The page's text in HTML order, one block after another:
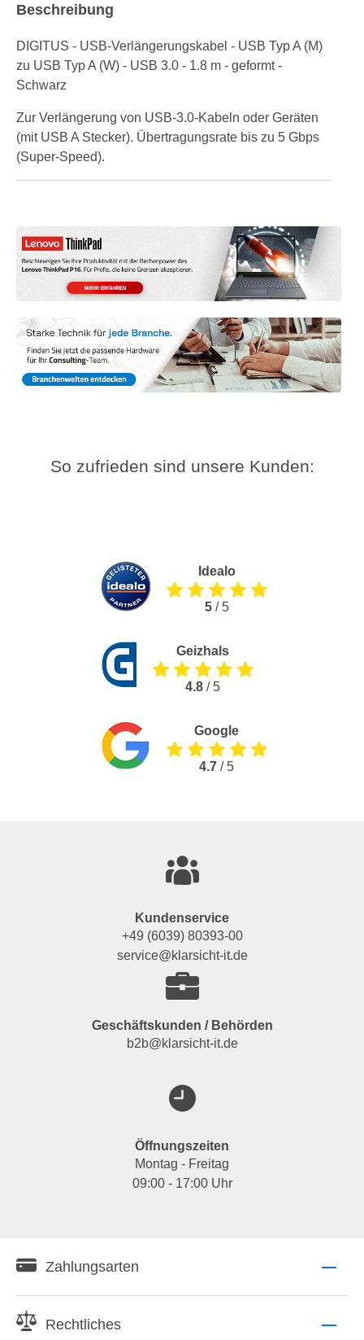
Beschreibung
DIGITUS - USB-Verlängerungskabel - USB Typ A (M)
zu USB Typ A (W) - USB 3.0 - 1.8 m - geformt -
Schwarz
Zur Verlängerung von USB-3.0-Kabeln oder Geräten
(mit USB A Stecker). Übertragungsrate bis zu 5 Gbps
(Super-Speed).
So zufrieden sind unsere Kunden:
Idealo
5/ 5
Geizhals
4.8 / 5
Google
4.7 / 5
Kundenservice
+49 (6039) 80393-00
service@klarsicht-it.de
Geschäftskunden / Behörden
b2b@klarsicht-it.de
Öffnungszeiten
Montag - Freitag
09:00 - 17:00 Uhr
Zahlungsarten
Rechtliches